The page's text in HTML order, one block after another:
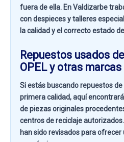
fuera de ella. EnValdizarbe
con despieces y talleres
la calidad y el correcto estado
Repuestos usados
OPEL y otras marcas
Si estás buscandorepuestos de
primera calidad, aquí
de piezas originales
centros de reciclaje
han sido revisados para ofrecer